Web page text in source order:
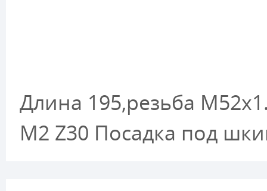
Длина 195,резьба
M2 Z30 Посадка под